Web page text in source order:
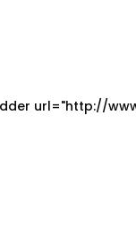
url="http://